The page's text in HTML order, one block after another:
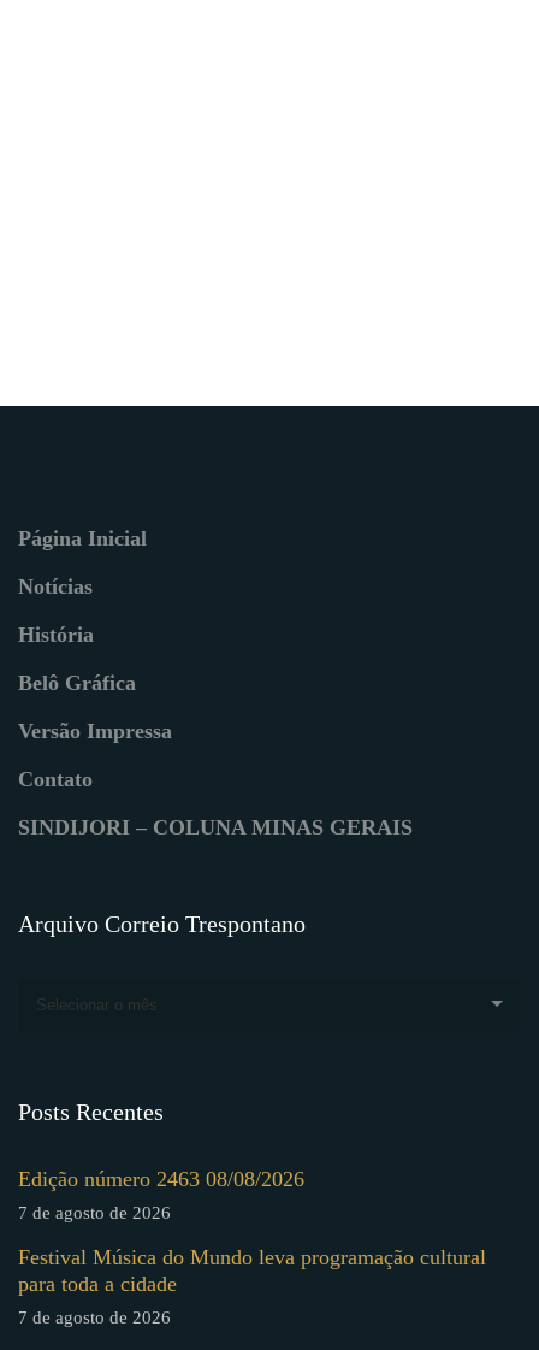
Página Inicial
Notícias
História
Belô Gráfica
Versão Impressa
Contato
SINDIJORI – COLUNA MINAS GERAIS
Arquivo Correio Trespontano
Selecionar o mês
Posts Recentes
Edição número 2463 08/08/2026
7 de agosto de 2026
Festival Música do Mundo leva programação cultural
para toda a cidade
7 de agosto de 2026